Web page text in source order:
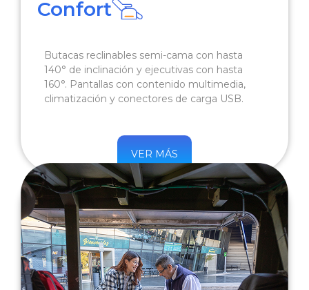
Confort
Butacas reclinables semi-cama con hasta
140° de inclinación y ejecutivas con hasta
160°. Pantallas con contenido multimedia,
climatización y conectores de carga USB.
VER MÁS